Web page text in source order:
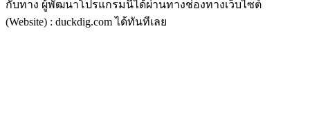
กับทาง ผู้พัฒนาโปรแกรมนี้ได้ผ่านทางช่องทางเว็บไซต์
(Website) : duckdig.com ได้ทันทีเลย